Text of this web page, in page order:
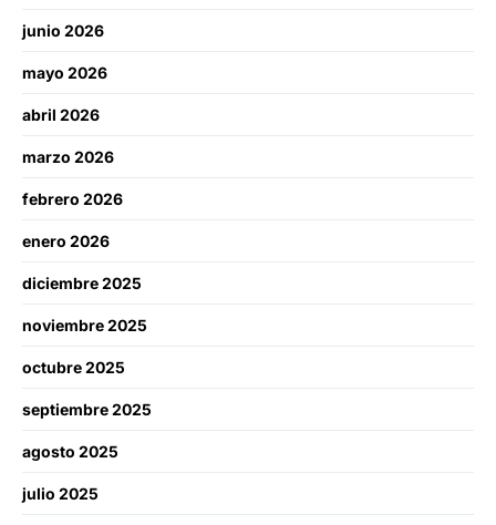
junio 2026
mayo 2026
abril 2026
marzo 2026
febrero 2026
enero 2026
diciembre 2025
noviembre 2025
octubre 2025
septiembre 2025
agosto 2025
julio 2025